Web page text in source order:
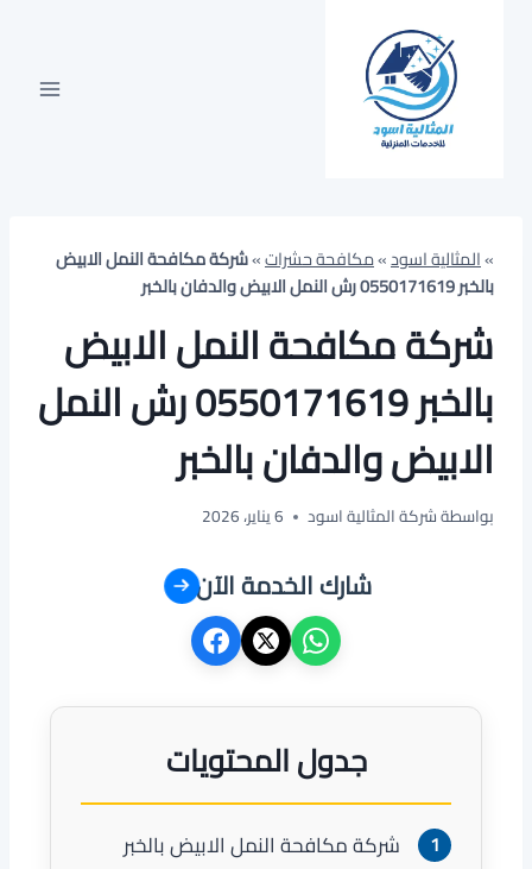
»المثالية اسود»مكافحة حشرات»شركة مكافحة النمل الابيض
بالخبر 0550171619 رش النمل الابيض والدفان بالخبر
شركة مكافحة النمل الابيض
بالخبر 0550171619 رش النمل
الابيض والدفان بالخبر
بواسطةشركة المثالية اسود 6 يناير، 2026
شارك الخدمة الآن
جدول المحتويات
شركة مكافحة النمل الابيض بالخبر